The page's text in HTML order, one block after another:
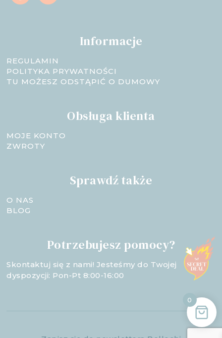
Informacje
REGULAMIN
POLITYKA PRYWATNOŚCI
TU MOŻESZ ODSTĄPIĆ O DUMOWY
Obsługa klienta
MOJE KONTO
ZWROTY
Sprawdź także
O NAS
BLOG
Potrzebujesz pomocy?
Skontaktuj się z nami! Jesteśmy do Twojej
dyspozycji: Pon-Pt 8:00-16:00
0